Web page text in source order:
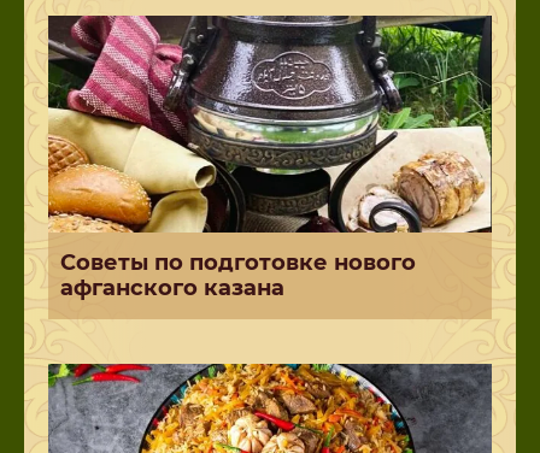
Советы по подготовке нового
афганского казана